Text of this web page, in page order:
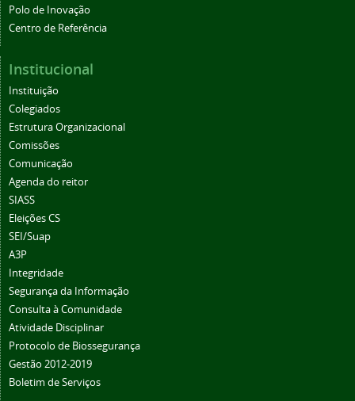
Polo de Inovação
Centro de Referência
Institucional
Instituição
Colegiados
Estrutura Organizacional
Comissões
Comunicação
Agenda do reitor
SIASS
Eleições CS
SEI/Suap
A3P
Integridade
Segurança da Informação
Consulta à Comunidade
Atividade Disciplinar
Protocolo de Biossegurança
Gestão 2012-2019
Boletim de Serviços